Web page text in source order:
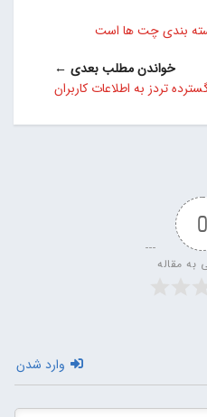
بندی چت ها است
خواندن مطلب بعدی ←
تردز به اطلاعات کاربران
0
به مقاله
وارد شدن